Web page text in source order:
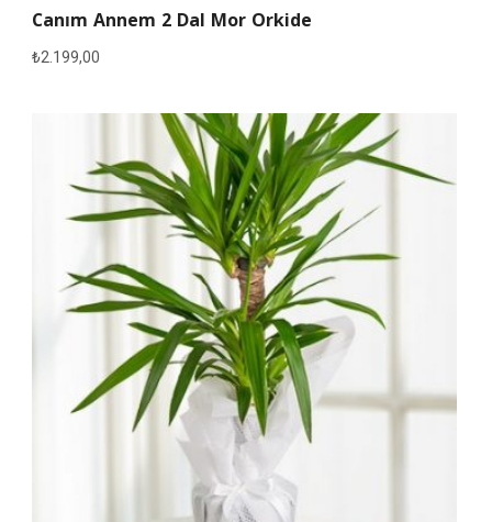
Canım Annem 2 Dal Mor Orkide
₺2.199,00